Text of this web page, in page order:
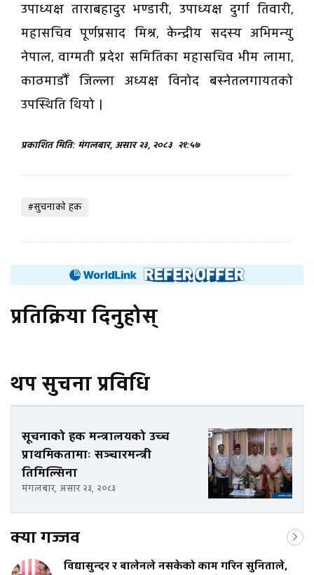
उपाध्यक्ष ताराबहादुर भण्डारी, उपाध्यक्ष दुर्गा तिवारी,
महासचिव पूर्णप्रसाद मिश्र, केन्द्रीय सदस्य अभिमन्यु
नेपाल, वाग्मती प्रदेश समितिका महासचिव भीम लामा,
काठमाडौँ जिल्ला अध्यक्ष विनोद बस्नेतलगायतको
उपस्थिति थियो ।
प्रकाशित मिति: मंगलबार, असार २३, २०८३ २१:५७
#सुचनाकाे हक
प्रतिक्रिया दिनुहोस्
थप सुचना प्रविधि
सूचनाको हक मन्त्रालयको उच्च
प्राथमिकतामाः सञ्चारमन्त्री
तिमिल्सिना
मंगलबार, असार २३, २०८३
क्या गज्जव
विद्यासुन्दर र बालेनले नसकेको काम गरिन सुनिताले,